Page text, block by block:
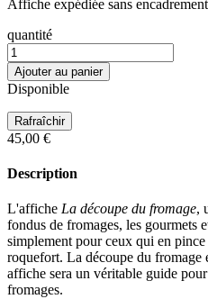
Affiche expédiée sans encadrement
quantité
Ajouter au panier
Disponible
45,00 €
Description
L'affiche La découpe du fromage,
fondus de fromages, les gourmets
simplement pour ceux qui en
roquefort. La découpe du fromage
affiche sera un véritable guide
fromages.